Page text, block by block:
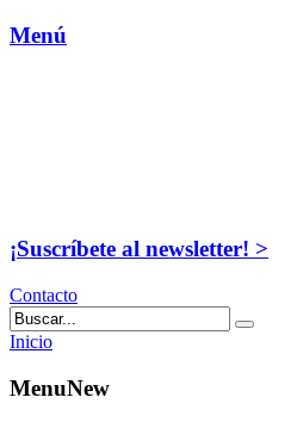
Menú
¡Suscríbete al newsletter! >
Contacto
Inicio
MenuNew